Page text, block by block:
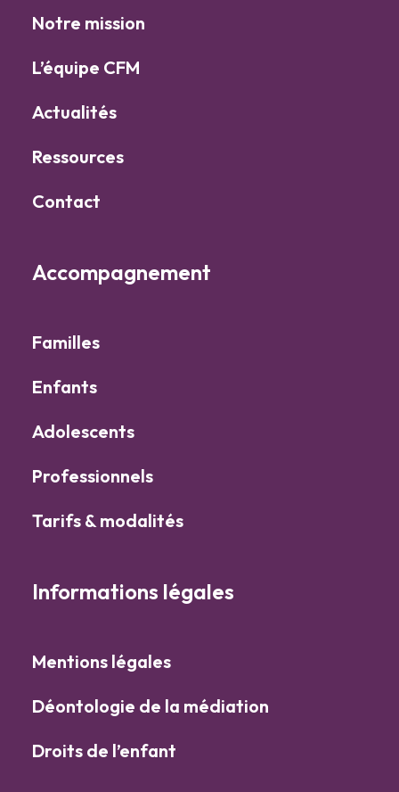
Notre mission
L’équipe CFM
Actualités
Ressources
Contact
Accompagnement
Familles
Enfants
Adolescents
Professionnels
Tarifs & modalités
Informations légales
Mentions légales
Déontologie de la médiation
Droits de l’enfant